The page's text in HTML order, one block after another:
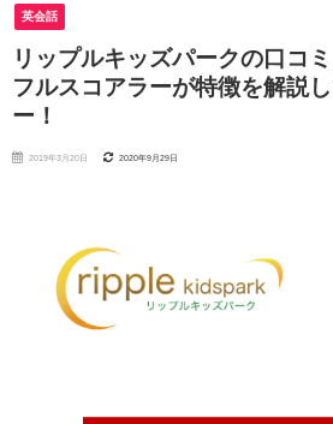
英会話
リップルキッズパークの口コ
フルスコアラーが特徴を解説
ー！
2019年3月20日 2020年9月29日